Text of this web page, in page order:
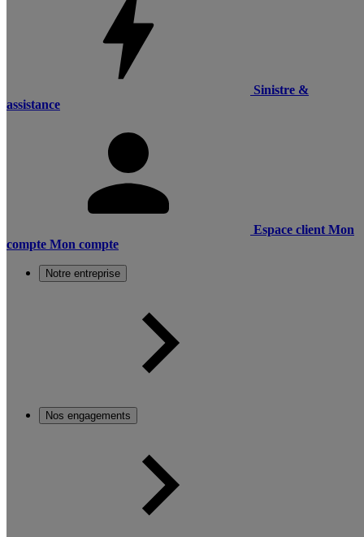
Sinistre &
assistance
Espace client Mon
compte Mon compte
Notre entreprise
Nos engagements